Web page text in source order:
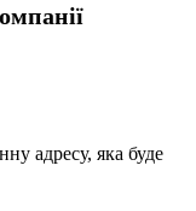
адресу, яка буде